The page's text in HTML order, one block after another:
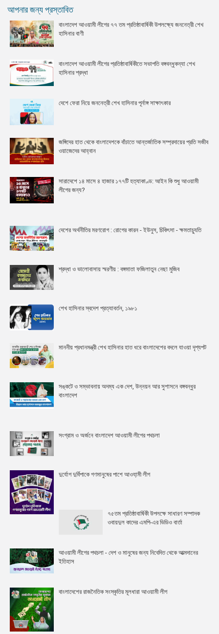
আপনার জন্য প্রস্তাবিত
বাংলাদেশ আওয়ামী লীগের ৭৭ তম প্রতিষ্ঠাবার্ষিকী উপলক্ষ্যে জননেত্রী শেখ
হাসিনার বাণী
বাংলাদেশ আওয়ামী লীগের প্রতিষ্ঠাবার্ষিকীতে সভাপতি বঙ্গবন্ধুকন্যা শেখ
হাসিনার শ্রদ্ধা
দেশে ফেরা নিয়ে জননেত্রী শেখ হাসিনার পূর্নাঙ্গ সাক্ষাৎকার
জঙ্গিদের হাত থেকে বাংলাদেশকে বাঁচাতে আন্তর্জাতিক সম্প্রদায়ের প্রতি সজীব
ওয়াজেদের আহ্বান
সারাদেশে ১৪ মাসে ৪ হাজার ১৭৭টি হত্যাকাণ্ড: আইন কি শুধু আওয়ামী
লীগের জন্য?
দেশের অর্থনীতির মরণরোগ : রোগের কারন - ইউনুস, চিকিৎসা - ক্ষমতাচ্যুতি
শ্রদ্ধা ও ভালোবাসায় স্মরণীয় : বঙ্গমাতা ফজিলাতুন নেছা মুজিব
শেখ হাসিনার স্বদেশ প্রত্যাবর্তন, ১৯৮১
মাননীয় প্রধানমন্ত্রী শেখ হাসিনার হাত ধরে বাংলাদেশের বদলে যাওয়া দৃশ্যপট
সঙ্কটে ও সম্ভাবনায় অদম্য এক দেশ, উন্নয়ন আর সুশাসনে বঙ্গবন্ধুর
বাংলাদেশ
সংগ্রাম ও অর্জনে বাংলাদেশ আওয়ামী লীগের পথচলা
দুর্যোগ দুর্বিপাকে গণমানুষের পাশে আওযা়মী লীগ
৭৫তম প্রতিষ্ঠাবার্ষিকী উপলক্ষে সাধারণ সম্পাদক
ওবায়দুল কাদের এমপি-এর ভিডিও বার্তা
আওয়ামী লীগের পথচলা - দেশ ও মানুষের জন্য নিবেদিত থেকে আত্মদানের
ইতিহাস
বাংলাদেশের রাজনৈতিক সংস্কৃতির মূলধারা আওয়ামী লীগ